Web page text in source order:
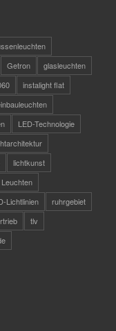
Getron
glasleuchten
instalight flat
LED-Technologie
lichtkunst
Lichtlinien
ruhrgebiet
tlv